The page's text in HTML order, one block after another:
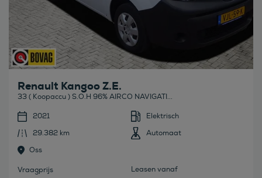
Renault Kangoo Z.E.
33 ( Koopaccu ) S.O.H 96% AIRCO NAVIGATI...
2021
Elektrisch
29.382 km
Automaat
Oss
Vraagprijs Leasen vanaf